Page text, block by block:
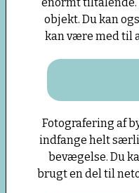
objekt. Du kan
kan være med til
Fotografering af
indfange helt
bevægelse. Du
brugt en del til